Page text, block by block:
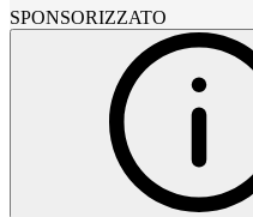
SPONSORIZZATO